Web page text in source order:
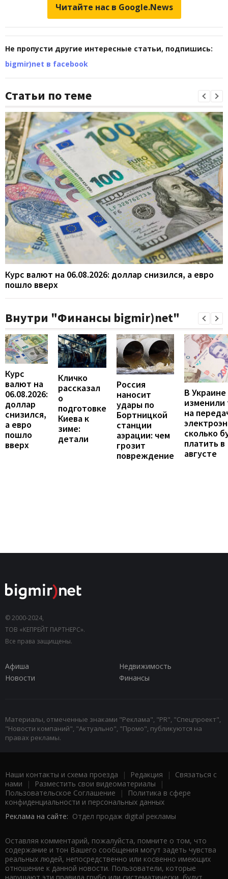
Читайте нас в Google.News
Не пропусти другие интересные статьи, подпишись:
bigmir)net в facebook
Статьи по теме
Курс валют на 06.08.2026: доллар снизился, а евро
пошло вверх
Внутри "Финансы bigmir)net"
Курс
валют на
06.08.2026:
доллар
снизился,
а евро
пошло
вверх
Кличко
рассказал
о
подготовке
Киева к
зиме:
детали
Россия
наносит
удары по
Бортницкой
станции
аэрации: чем
грозит
повреждение
В Украине
на
сколько
платить в
августе
© 2000-2024,
ТОВ «КЕПРЕЙТ ПАРТНЕРС».
Все права защищены.
Афиша
Недвижимость
Новости
Финансы
Материалы, отмеченные знаками "Реклама", "PR", "Спецпроект",
"Новости компаний", "Актуально", "Промо", публикуются на
правах рекламы.
Наши контакты и схема проезда | Редакция | Связаться с
нами | Разместить свои видеоматериалы |
Пользовательское Соглашение |
Политика в сфере
конфиденциальности и персональных данных
Реклама на сайте: Отдел продаж digital рекламы
Оставляя комментарий, пожалуйста, помните о том, что
содержание и тон Вашего сообщения могут задеть чувства
реальных людей, непосредственно или косвенно имеющих
отношение к данной новости. Пользователи, которые